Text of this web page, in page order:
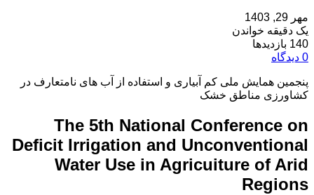
مهر 29, 1403
یک دقیقه خواندن
140 بازدیدها
0 دیدگاه
پنجمین همایش ملی کم آبیاری و استفاده از آب های نامتعارف در
کشاورزی مناطق خشک
The 5th National Conference on
Deficit Irrigation and Unconventional
Water Use in Agricuiture of Arid
Regions